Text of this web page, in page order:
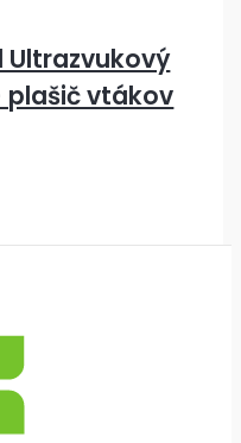
Ultrazvukový
plašič vtákov